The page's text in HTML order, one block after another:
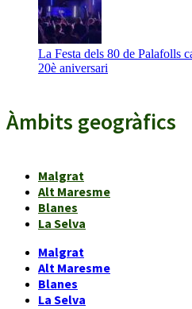
La Festa dels 80 de Palafolls
20è aniversari
Àmbits geogràfics
Malgrat
Alt Maresme
Blanes
La Selva
Malgrat
Alt Maresme
Blanes
La Selva